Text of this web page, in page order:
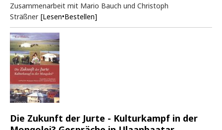
Zusammenarbeit mit Mario Bauch und Christoph
Sträßner [Lesen•Bestellen]
Die Zukunft der Jurte - Kulturkampf in der